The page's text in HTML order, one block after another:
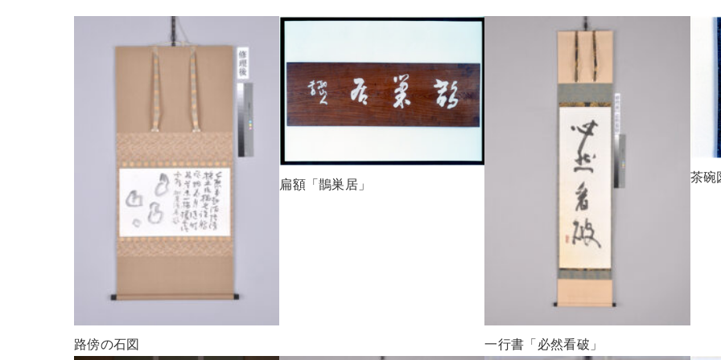
路傍の石図
扁額「鵲巣居」
一行書「必然看破」
茶碗